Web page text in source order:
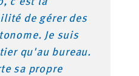
de gérer des
Je suis
qu'au bureau.
sa propre